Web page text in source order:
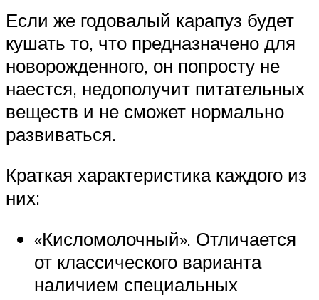
Если же годовалый карапуз будет
кушать то, что предназначено для
новорожденного, он попросту не
наестся, недополучит питательных
веществ и не сможет нормально
развиваться.
Краткая характеристика каждого из
них:
«Кисломолочный». Отличается
от классического варианта
наличием специальных